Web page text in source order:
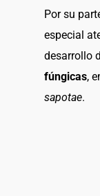
Por su
especial
desarrollo
fúngicas,
sapotae.